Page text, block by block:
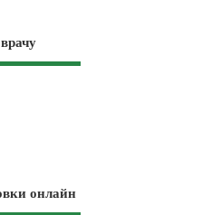
онлайн